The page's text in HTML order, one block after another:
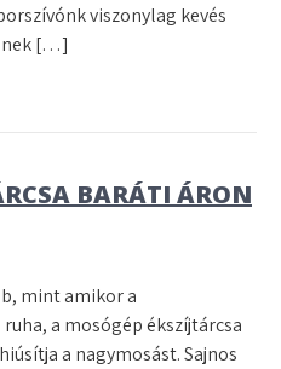
viszonylag kevés
[…]
BARÁTI ÁRON
mint amikor a
a mosógép ékszíjtárcsa
a nagymosást. Sajnos